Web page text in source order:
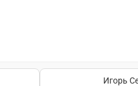
Игорь